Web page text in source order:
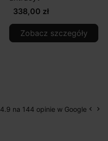
338,00 zł
Zobacz szczegóły
4.9 na 144 opinie w Google keyboard_arrow_left keyboard_arrow_right